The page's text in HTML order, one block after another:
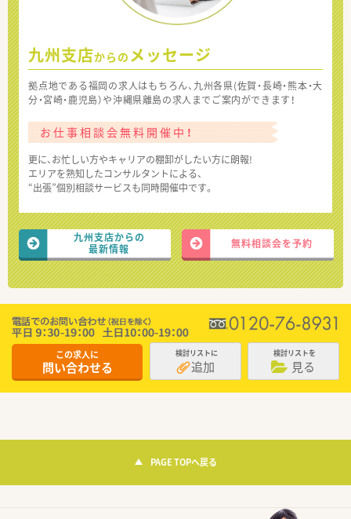
九州支店からの メッセージ
拠点地である福岡の求人はもちろん、九州各県(佐賀・長崎・熊本・大
分・宮崎・鹿児島）や沖縄県離島の求人までご案内ができます！
お仕事相談会無料開催中！
更に、お忙しい方やキャリアの棚卸がしたい方に朗報!
エリアを熟知したコンサルタントによる、
“出張”個別相談サービスも同時開催中です。
九州支店からの
最新情報
無料相談会を予約
この求人に
問い合わせる
検討リストに
追加
検討リストを
見る
PAGE TOPへ戻る